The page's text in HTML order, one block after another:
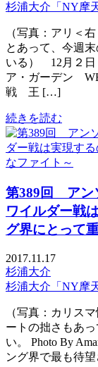
杉浦大介「NY摩
（写真：アリ＜
とあって、今週
いる） 12月２
ア・ガーデン
戦 王 […]
続きを読む
第389回 アン
ワイルダー戦
グ界にとって
2017.11.17
杉浦大介
杉浦大介「NY摩
（写真：カリス
ートの拙さもあ
い。 Photo By
ング界で最も待